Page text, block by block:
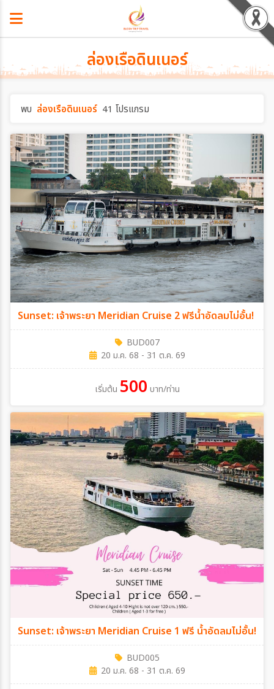
ล่องเรือดินเนอร์
พบ ล่องเรือดินเนอร์ 41 โปรแกรม
Sunset: เจ้าพระยา Meridian Cruise 2 ฟรีน้ำอัดลมไม่อั้น!
BUD007
20 ม.ค. 68 - 31 ต.ค. 69
เริ่มต้น 500 บาท/ท่าน
Sunset: เจ้าพระยา Meridian Cruise 1 ฟรี น้ำอัดลมไม่อั้น!
BUD005
20 ม.ค. 68 - 31 ต.ค. 69